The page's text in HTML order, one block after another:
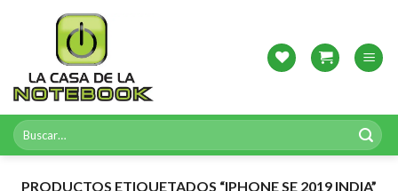
Buscar
por:
PRODUCTOS ETIQUETADOS “IPHONE SE 2019 INDIA”